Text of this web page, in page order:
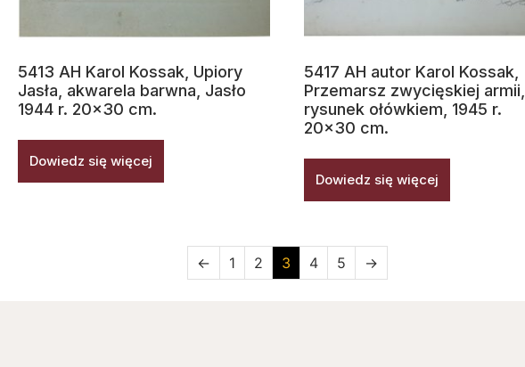
5413 AH Karol Kossak, Upiory
Jasła, akwarela barwna, Jasło
1944 r. 20×30 cm.
Dowiedz się więcej
5417 AH autor Karol Kossak,
Przemarsz zwycięskiej armii,
rysunek ołówkiem, 1945 r.
20×30 cm.
Dowiedz się więcej
← 1 2 3 4 5 →